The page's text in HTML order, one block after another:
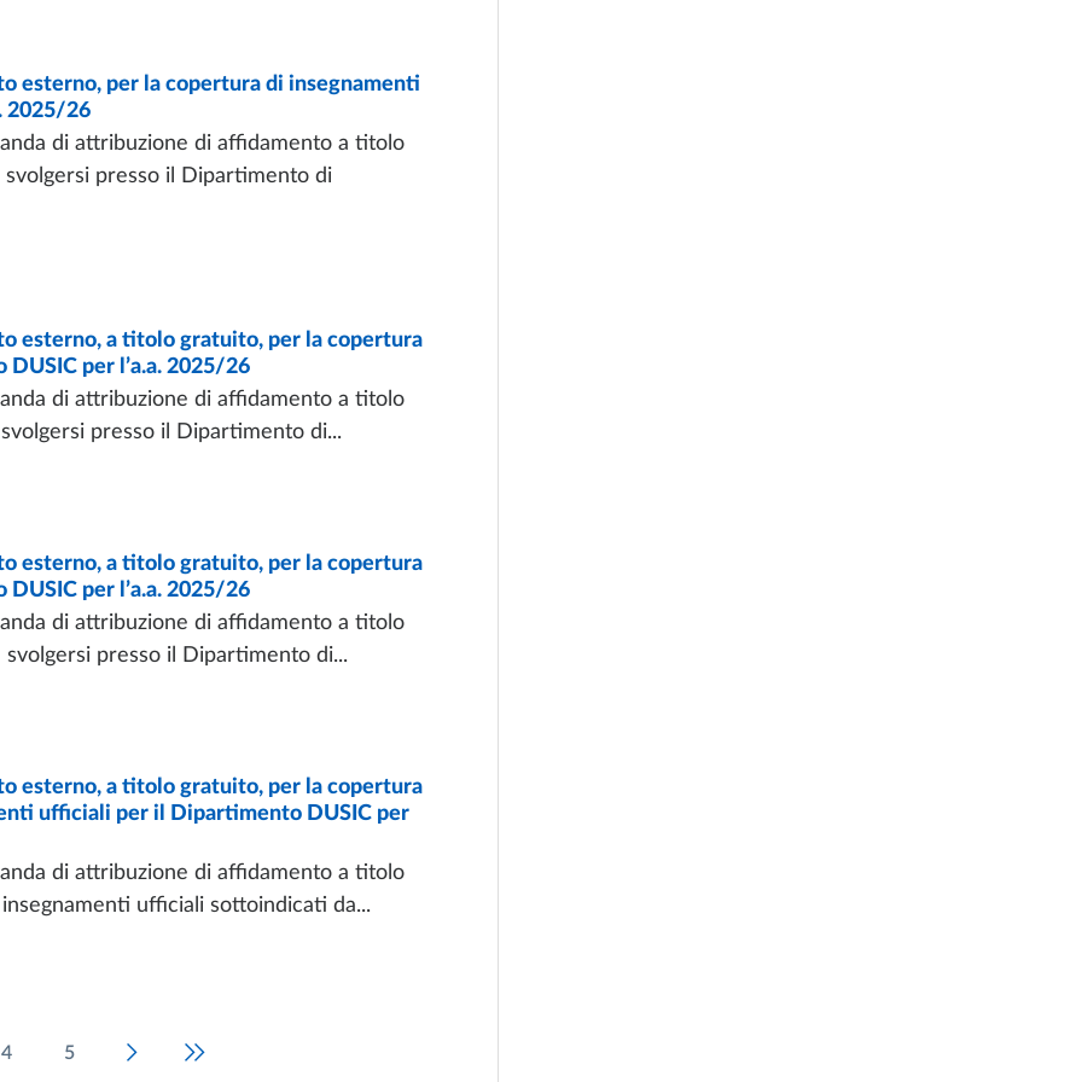
esterno, per la copertura di insegnamenti
2025/26
di attribuzione di affidamento a titolo
presso il Dipartimento di
esterno, a titolo gratuito, per la copertura
per l’a.a. 2025/26
di attribuzione di affidamento a titolo
presso il Dipartimento di...
esterno, a titolo gratuito, per la copertura
per l’a.a. 2025/26
di attribuzione di affidamento a titolo
presso il Dipartimento di...
esterno, a titolo gratuito, per la copertura
ufficiali per il Dipartimento DUSIC per
di attribuzione di affidamento a titolo
ufficiali sottoindicati da...
4 5
Pagina successiva
Ultima pagina